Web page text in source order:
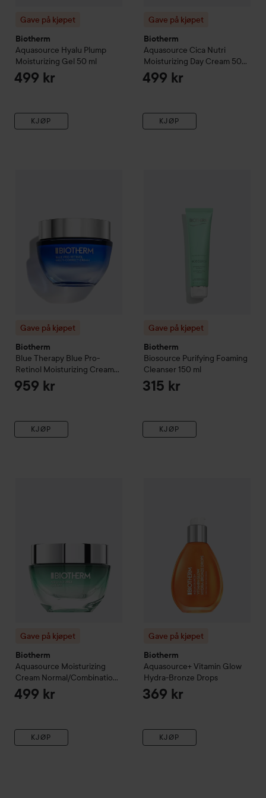
Gave på kjøpet
Biotherm
Aquasource Hyalu Plump
Moisturizing Gel 50 ml
499 kr
KJØP
Gave på kjøpet
Biotherm
Aquasource Cica Nutri
Moisturizing Day Cream 50
ml
499 kr
KJØP
Gave på kjøpet
Biotherm
Blue Therapy Blue Pro-
Retinol Moisturizing Cream
50 ml
959 kr
KJØP
Gave på kjøpet
Biotherm
Biosource Purifying Foaming
Cleanser 150 ml
315 kr
KJØP
Gave på kjøpet
Biotherm
Aquasource Moisturizing
Cream Normal/Combination
Skin 50 ml
499 kr
KJØP
Gave på kjøpet
Biotherm
Aquasource+ Vitamin Glow
Hydra-Bronze Drops
369 kr
KJØP